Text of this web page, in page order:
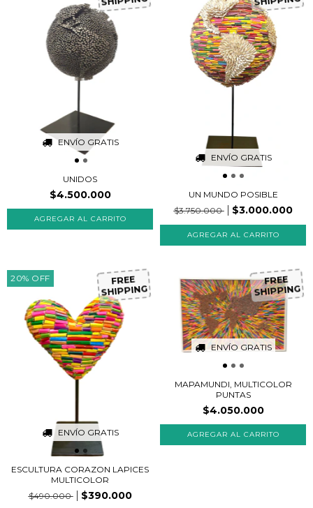
ENVÍO GRATIS
UNIDOS
$4.500.000
ENVÍO GRATIS
UN MUNDO POSIBLE
$3.750.000
$3.000.000
20% OFF
ENVÍO GRATIS
FR
EE
S
H
IP
P
IN
G
ESCULTURA CORAZON LAPICES
MULTICOLOR
$490.000
$390.000
ENVÍO GRATIS
FR
EE
S
H
IP
P
IN
G
MAPAMUNDI, MULTICOLOR
PUNTAS
$4.050.000